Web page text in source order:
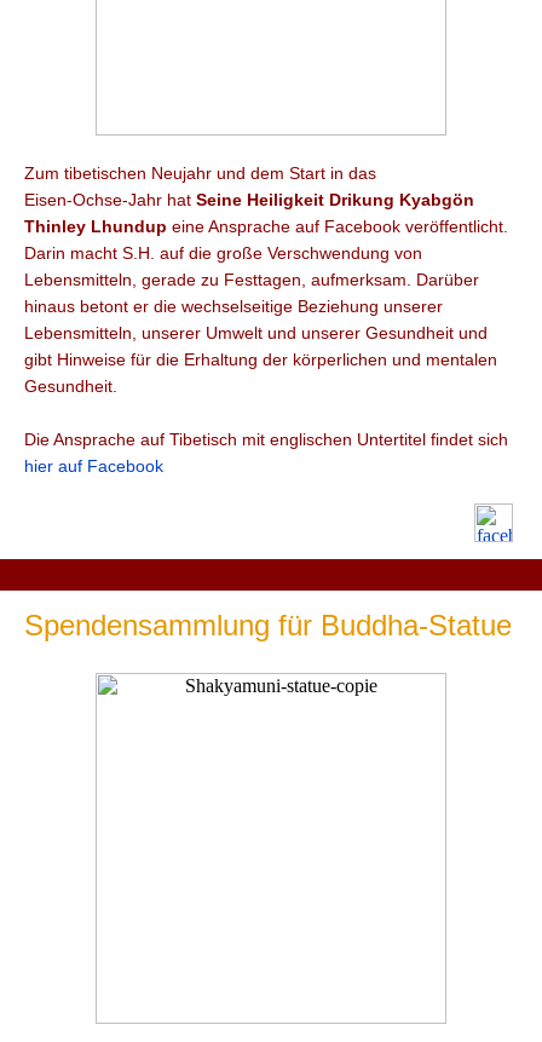
Zum tibetischen Neujahr und dem Start in das
Eisen-Ochse-Jahr hat Seine Heiligkeit Drikung Kyabgön
Thinley Lhundup eine Ansprache auf Facebook veröffentlicht.
Darin macht S.H. auf die große Verschwendung von
Lebensmitteln, gerade zu Festtagen, aufmerksam. Darüber
hinaus betont er die wechselseitige Beziehung unserer
Lebensmitteln, unserer Umwelt und unserer Gesundheit und
gibt Hinweise für die Erhaltung der körperlichen und mentalen
Gesundheit.
Die Ansprache auf Tibetisch mit englischen Untertitel findet sich
hier auf Facebook
Spendensammlung für Buddha-Statue